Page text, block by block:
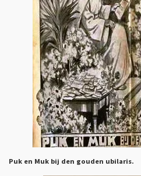
Puk en Muk bij den gouden ubilaris.